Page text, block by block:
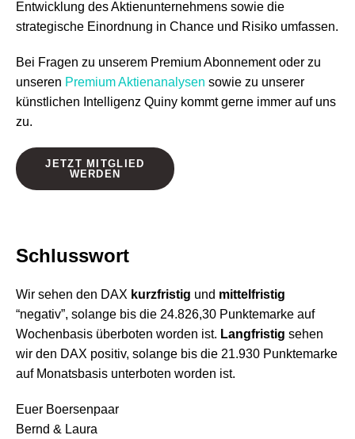
Entwicklung des Aktienunternehmens sowie die
strategische Einordnung in Chance und Risiko umfassen.
Bei Fragen zu unserem Premium Abonnement oder zu
unseren Premium Aktienanalysen sowie zu unserer
künstlichen Intelligenz Quiny kommt gerne immer auf uns
zu.
JETZT MITGLIED
WERDEN
Schlusswort
Wir sehen den DAX kurzfristig und mittelfristig
“negativ”, solange bis die 24.826,30 Punktemarke auf
Wochenbasis überboten worden ist. Langfristig sehen
wir den DAX positiv, solange bis die 21.930 Punktemarke
auf Monatsbasis unterboten worden ist.
Euer Boersenpaar
Bernd & Laura